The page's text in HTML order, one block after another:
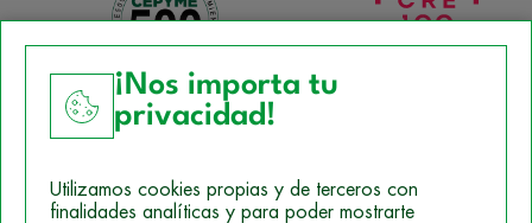
Política de Cookies
¡Nos importa tu
privacidad!
Utilizamos cookies propias y de terceros con
finalidades analíticas y para poder mostrarte